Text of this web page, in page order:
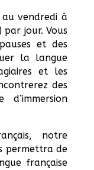
vendredi à
par jour. Vous
et des
la langue
et les
des
notre
permettra de
française